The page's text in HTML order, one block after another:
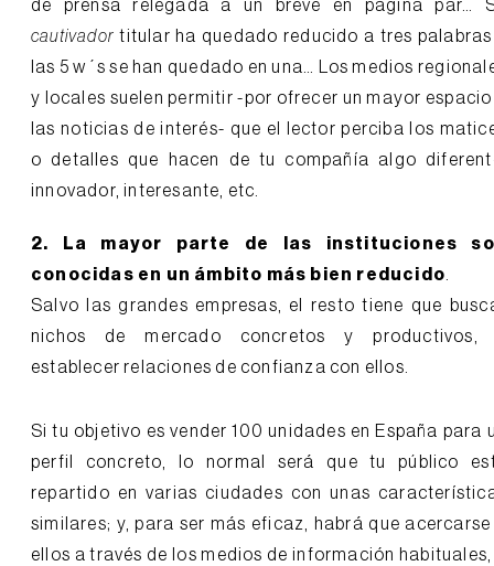
de prensa relegada a un breve en página par…
cautivadortitular ha quedado reducido a tres
las 5 w´s se han quedado en una… Los medios
y locales suelen permitir -por ofrecer un mayor
las noticias de interés- que el lector perciba los
o detalles que hacen de tu compañía algo
innovador, interesante, etc.
2. La mayor parte de las instituciones
conocidas en un ámbito más bien reducido.
Salvo las grandes empresas, el resto tiene que
nichos de mercado concretos y productivos,
establecer relaciones de confianza con ellos.
Si tu objetivo es vender 100 unidades en España para
perfil concreto, lo normal será que tu público
repartido en varias ciudades con unas
similares; y, para ser más eficaz, habrá que
ellos a través de los medios de información